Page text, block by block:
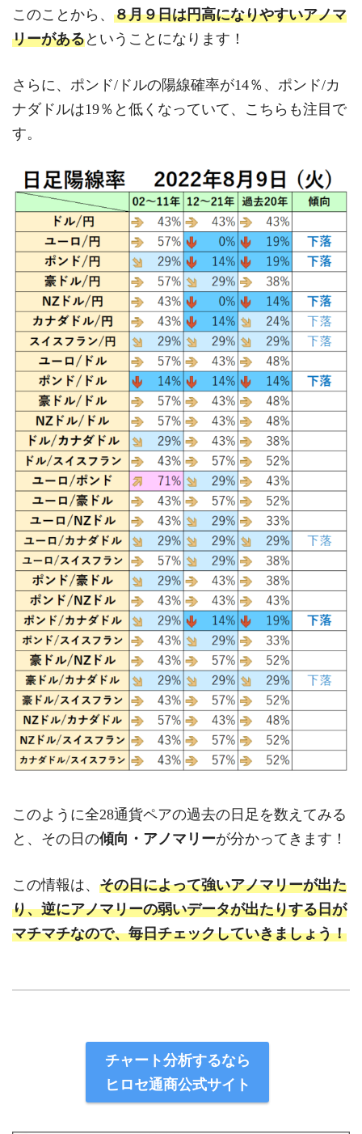
このことから、 ８月９日は円高になりやすいアノマ
リーがあるということになります！
さらに、ポンド/ドルの陽線確率が14％、ポンド/カ
ナダドルは19％と低くなっていて、こちらも注目で
す。
このように全28通貨ペアの過去の日足を数えてみる
と、その日の傾向・アノマリーが分かってきます！
この情報は、 その日によって強いアノマリーが出た
り、逆にアノマリーの弱いデータが出たりする日が
マチマチなので、毎日チェックしていきましょう！
チャート分析するなら
ヒロセ通商公式サイト